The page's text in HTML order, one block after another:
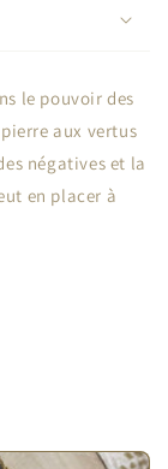
le pouvoir des
aux vertus
négatives et la
en placer à